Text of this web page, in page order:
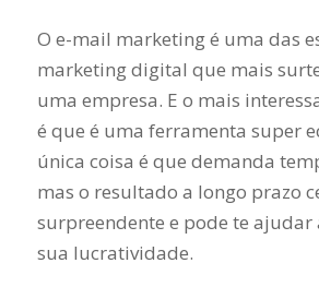
O e-mail marketing é uma das
marketing digital que mais
uma empresa. E o mais
é que é uma ferramenta super
única coisa é que demanda
mas o resultado a longo prazo
surpreendente e pode te ajudar
sua lucratividade.